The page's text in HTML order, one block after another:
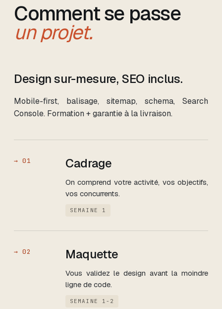
Comment se passe
un projet.
Design sur-mesure, SEO inclus.
Mobile-first, balisage, sitemap, schema, Search
Console. Formation + garantie à la livraison.
→01 Cadrage
On comprend votre activité, vos objectifs,
vos concurrents.
SEMAINE 1
→02 Maquette
Vous validez le design avant la moindre
ligne de code.
SEMAINE 1-2